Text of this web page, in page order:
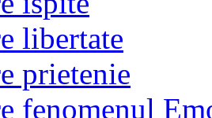
libertate
prietenie
fenomenul